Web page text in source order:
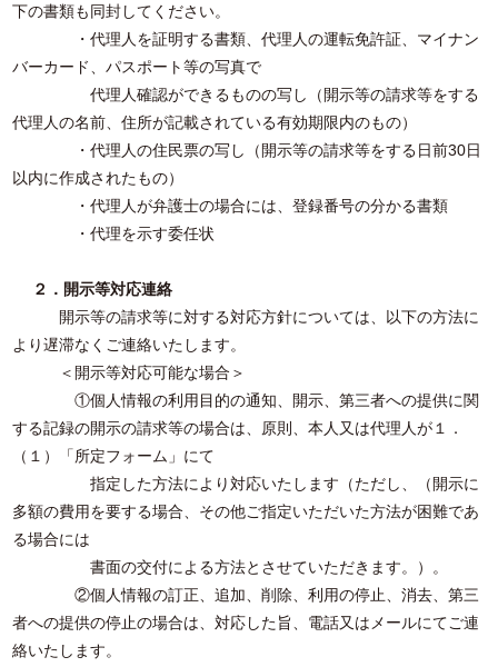
下の書類も同封してください。
・代理人を証明する書類、代理人の運転免許証、マイナン
バーカード、パスポート等の写真で
代理人確認ができるものの写し（開示等の請求等をする
代理人の名前、住所が記載されている有効期限内のもの）
・代理人の住民票の写し（開示等の請求等をする日前30日
以内に作成されたもの）
・代理人が弁護士の場合には、登録番号の分かる書類
・代理を示す委任状
２．開示等対応連絡
開示等の請求等に対する対応方針については、以下の方法に
より遅滞なくご連絡いたします。
＜開示等対応可能な場合＞
①個人情報の利用目的の通知、開示、第三者への提供に関
する記録の開示の請求等の場合は、原則、本人又は代理人が１．
（１）「所定フォーム」にて
指定した方法により対応いたします（ただし、（開示に
多額の費用を要する場合、その他ご指定いただいた方法が困難であ
る場合には
書面の交付による方法とさせていただきます。）。
②個人情報の訂正、追加、削除、利用の停止、消去、第三
者への提供の停止の場合は、対応した旨、電話又はメールにてご連
絡いたします。